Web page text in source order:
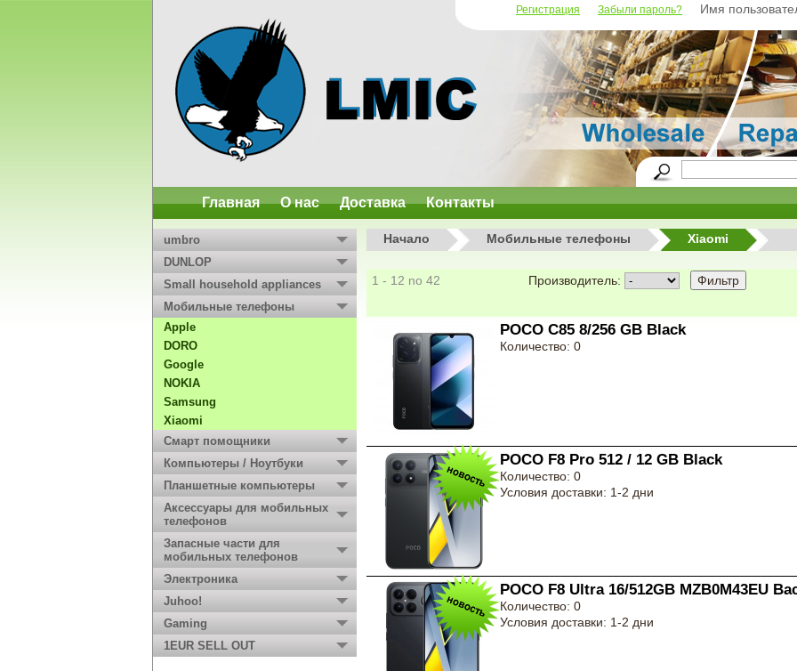
Регистрация Забыли пароль? Имя
Главная О нас Доставка Контакты
umbro
DUNLOP
Small household appliances
Мобильные телефоны
Apple
DORO
Google
NOKIA
Samsung
Xiaomi
Смарт помощники
Компьютеры / Ноутбуки
Планшетные компьютеры
Аксессуары для мобильных
телефонов
Запасные части для
мобильных телефонов
Электроника
Juhoo!
Gaming
1EUR SELL OUT
Начало Мобильные телефоны Xiaomi
1 - 12 no 42 Производитель:
POCO C85 8/256 GB Black
Количество: 0
POCO F8 Pro 512 / 12 GB Black
Количество: 0
Условия доставки: 1-2 дни
POCO F8 Ultra 16/512GB MZB0M43EU
Количество: 0
Условия доставки: 1-2 дни